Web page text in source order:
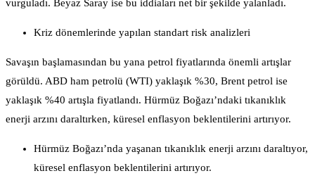
vurguladı. Beyaz Saray ise bu iddiaları net bir şekilde yalanladı.
Kriz dönemlerinde yapılan standart risk analizleri
Savaşın başlamasından bu yana petrol fiyatlarında önemli artışlar
görüldü. ABD ham petrolü (WTI) yaklaşık %30, Brent petrol ise
yaklaşık %40 artışla fiyatlandı. Hürmüz Boğazı’ndaki tıkanıklık
enerji arzını daraltırken, küresel enflasyon beklentilerini artırıyor.
Hürmüz Boğazı’nda yaşanan tıkanıklık enerji arzını daraltıyor,
küresel enflasyon beklentilerini artırıyor.